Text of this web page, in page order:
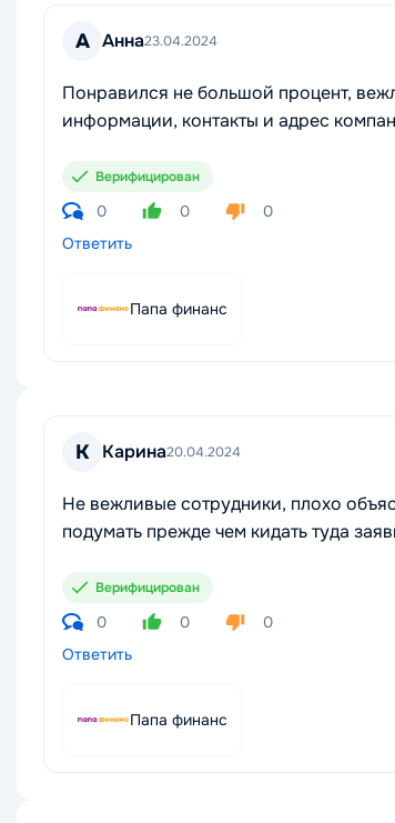
А Анна23.04.2024
Понравился не большой процент,
информации, контакты и адрес
Верифицирован
0 0
0
Ответить
Папа финанс
К Карина20.04.2024
Не вежливые сотрудники, плохо
подумать прежде чем кидать туда
Верифицирован
0 0
0
Ответить
Папа финанс